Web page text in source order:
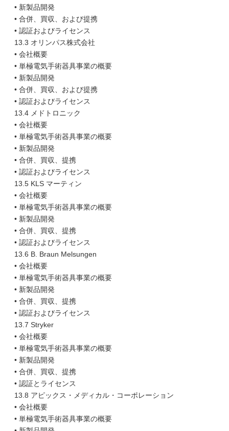
• 新製品開発
• 合併、買収、および提携
• 認証およびライセンス
13.3 オリンパス株式会社
• 会社概要
• 単極電気手術器具事業の概要
• 新製品開発
• 合併、買収、および提携
• 認証およびライセンス
13.4 メドトロニック
• 会社概要
• 単極電気手術器具事業の概要
• 新製品開発
• 合併、買収、提携
• 認証およびライセンス
13.5 KLS マーティン
• 会社概要
• 単極電気手術器具事業の概要
• 新製品開発
• 合併、買収、提携
• 認証およびライセンス
13.6 B. Braun Melsungen
• 会社概要
• 単極電気手術器具事業の概要
• 新製品開発
• 合併、買収、提携
• 認証およびライセンス
13.7 Stryker
• 会社概要
• 単極電気手術器具事業の概要
• 新製品開発
• 合併、買収、提携
• 認証とライセンス
13.8 アピックス・メディカル・コーポレーション
• 会社概要
• 単極電気手術器具事業の概要